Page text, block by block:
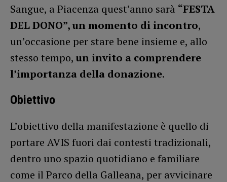
Sangue, a Piacenza quest’anno sarà “FESTA
DEL DONO”, un momento di incontro,
un’occasione per stare bene insieme e, allo
stesso tempo, un invito a comprendere
l’importanza della donazione.
Obiettivo
L’obiettivo della manifestazione è quello di
portare AVIS fuori dai contesti tradizionali,
dentro uno spazio quotidiano e familiare
come il Parco della Galleana, per avvicinare